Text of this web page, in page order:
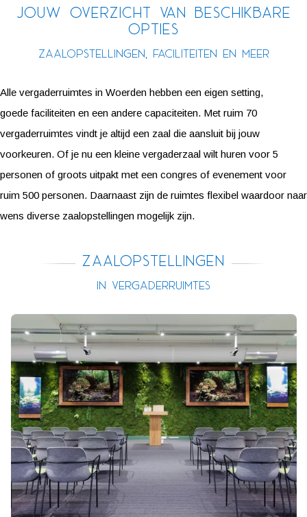
Jouw overzicht van beschikbare
opties
Zaalopstellingen, faciliteiten en meer
Alle vergaderruimtes in Woerden hebben een eigen setting,
goede faciliteiten en een andere capaciteiten. Met ruim 70
vergaderruimtes vindt je altijd een zaal die aansluit bij jouw
voorkeuren. Of je nu een kleine vergaderzaal wilt huren voor 5
personen of groots uitpakt met een congres of evenement voor
ruim 500 personen. Daarnaast zijn de ruimtes flexibel waardoor naar
wens diverse zaalopstellingen mogelijk zijn.
Zaalopstellingen
in vergaderruimtes